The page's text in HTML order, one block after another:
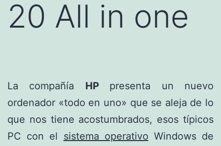
20 All in one
La compañía HP presenta un nuevo
ordenador «todo en uno» que se aleja de lo
que nos tiene acostumbrados, esos típicos
PC con el sistema operativo Windows de